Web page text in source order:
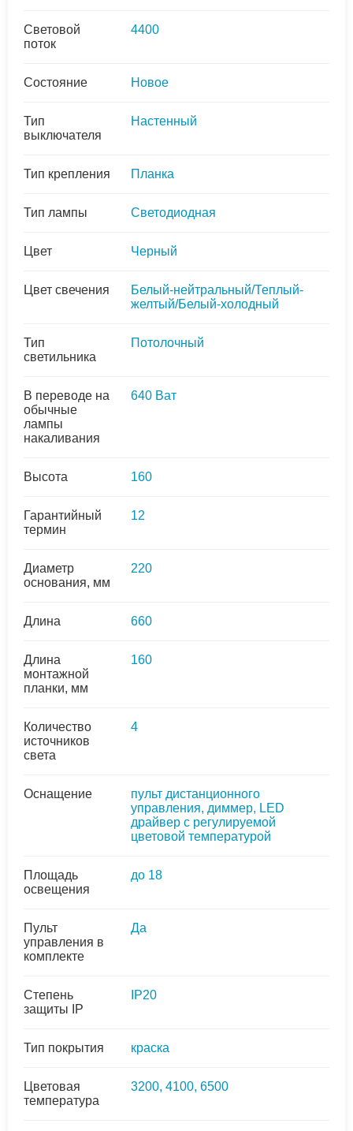
Световой
поток
4400
Состояние Новое
Тип
выключателя
Настенный
Тип крепления Планка
Тип лампы Светодиодная
Цвет Черный
Цвет свечения
Белый-нейтральный/Теплый-
желтый/Белый-холодный
Тип
светильника
Потолочный
В переводе на
обычные
лампы
накаливания
640 Ват
Высота 160
Гарантийный
термин
12
Диаметр
основания, мм
220
Длина 660
Длина
монтажной
планки, мм
160
Количество
источников
света
4
Оснащение
пульт дистанционного
управления, диммер, LED
драйвер с регулируемой
цветовой температурой
Площадь
освещения
до 18
Пульт
управления в
комплекте
Да
Степень
защиты IP
IP20
Тип покрытия краска
Цветовая
температура
3200, 4100, 6500